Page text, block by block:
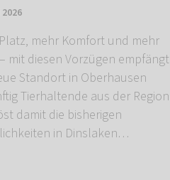
mehr Komfort und mehr
mit diesen Vorzügen empfängt
Standort in Oberhausen
Tierhaltende aus der Region
damit die bisherigen
in Dinslaken…